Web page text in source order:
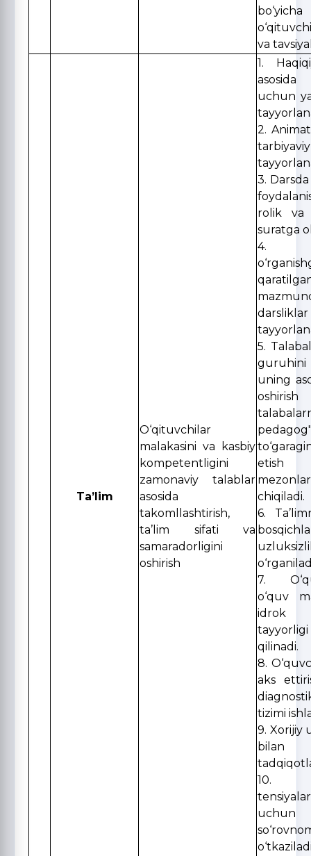
bo‘yicha
va
Ta’lim
O‘qituvchilar
malakasini va kasbiy
kompetentligini
zamonaviy talablar
asosida
takomllashtirish,
ta’lim sifati va
samaradorligini
oshirish
1.
uchun
2.
3.
rolik va
suratga
4.
darsliklar
5.
guruhini
uning
etish
chiqiladi.
6.
7.
o‘quv
idrok
qilinadi.
8.
aks
tizimi
9. Xorijiy
bilan
10.
uchun